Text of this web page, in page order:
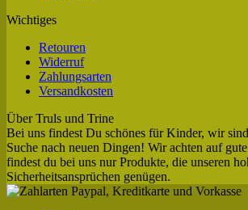
Wichtiges
Retouren
Widerruf
Zahlungsarten
Versandkosten
Über Truls und Trine
Bei uns findest Du schönes für Kinder, wir
Suche nach neuen Dingen! Wir achten auf
findest du bei uns nur Produkte, die unseren
Sicherheitsansprüchen genügen.